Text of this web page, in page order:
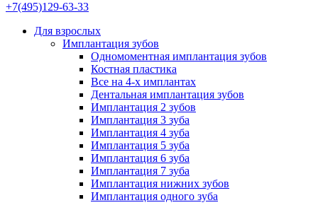
+7(495)129-63-33
Для взрослых
Имплантация зубов
Одномоментная имплантация зубов
Костная пластика
Все на 4-х имплантах
Дентальная имплантация зубов
Имплантация 2 зубов
Имплантация 3 зуба
Имплантация 4 зуба
Имплантация 5 зуба
Имплантация 6 зуба
Имплантация 7 зуба
Имплантация нижних зубов
Имплантация одного зуба